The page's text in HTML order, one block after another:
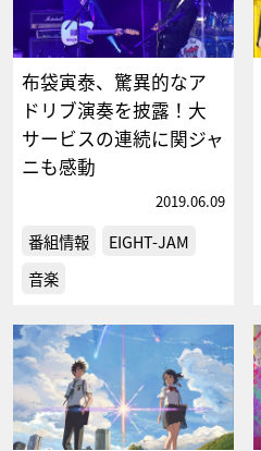
布袋寅泰、驚異的なア
ドリブ演奏を披露！大
サービスの連続に関ジャ
ニも感動
2019.06.09
番組情報
EIGHT-JAM
音楽